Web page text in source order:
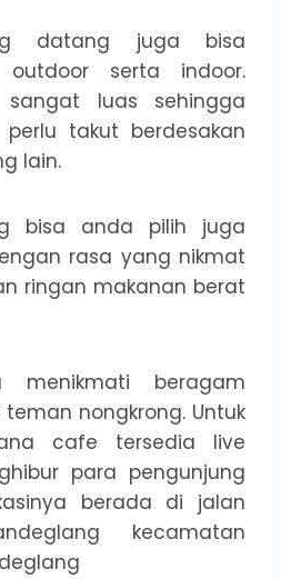
datang juga bisa
serta indoor.
luas sehingga
takut berdesakan
lain.
bisa anda pilih juga
rasa yang nikmat
ringan makanan berat
beragam
nongkrong. Untuk
cafe tersedia live
para pengunjung
berada di jalan
kecamatan